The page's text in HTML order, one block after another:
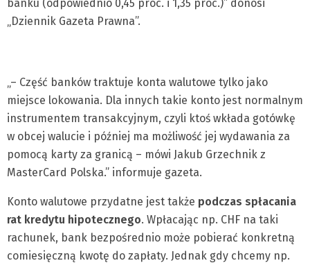
banku (odpowiednio 0,45 proc. i 1,35 proc.)” donosi
„Dziennik Gazeta Prawna”.
„– Część banków traktuje konta walutowe tylko jako
miejsce lokowania. Dla innych takie konto jest normalnym
instrumentem transakcyjnym, czyli ktoś wkłada gotówkę
w obcej walucie i później ma możliwość jej wydawania za
pomocą karty za granicą – mówi Jakub Grzechnik z
MasterCard Polska.” informuje gazeta.
Konto walutowe przydatne jest także podczas spłacania
rat kredytu hipotecznego. Wpłacając np. CHF na taki
rachunek, bank bezpośrednio może pobierać konkretną
comiesięczną kwotę do zapłaty. Jednak gdy chcemy np.